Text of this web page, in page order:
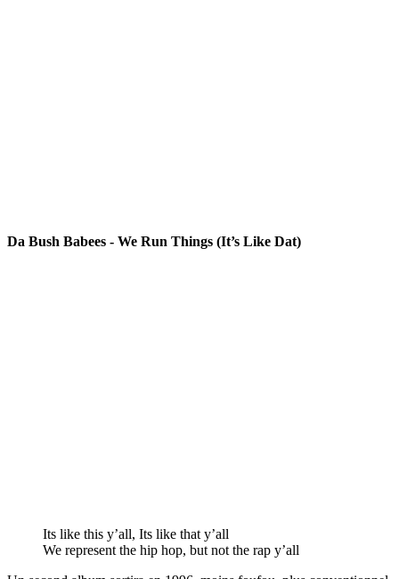
Da Bush Babees - We Run Things (It’s Like Dat)
Its like this y’all, Its like that y’all
We represent the hip hop, but not the rap y’all